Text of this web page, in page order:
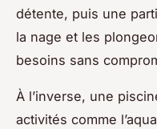
détente, puis une
la nage et les
besoins sans
À l’inverse, une
activités comme